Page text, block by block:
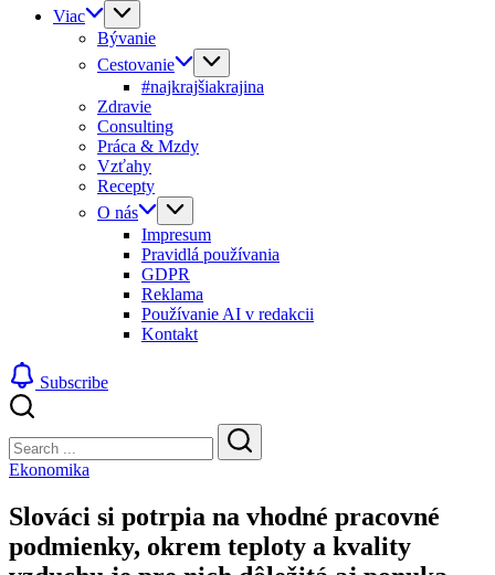
Viac
Bývanie
Cestovanie
#najkrajšiakrajina
Zdravie
Consulting
Práca & Mzdy
Vzťahy
Recepty
O nás
Impresum
Pravidlá používania
GDPR
Reklama
Používanie AI v redakcii
Kontakt
Subscribe
Search
Search
Ekonomika
Slováci si potrpia na vhodné pracovné
podmienky, okrem teploty a kvality